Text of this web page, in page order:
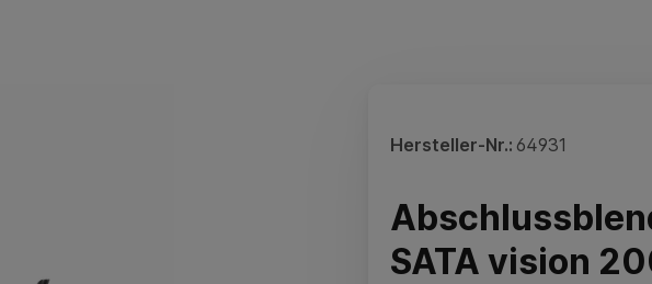
Hersteller-Nr.: 64931
SATA vision